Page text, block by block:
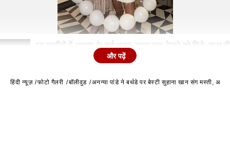
इन तस्वीरों में अनन्या के कई अलग-अलग लुक देखने को मिले. साथ ही
एक्ट्रेस ने अपने स्पेशल डे पर कई सारे केक भी कट किए.
और पढ़ें
हिंदी न्यूज़ फोटो गैलरी बॉलीवुड अनन्या पांडे ने बर्थडे पर बेस्टी सुहाना खान संग मस्ती,